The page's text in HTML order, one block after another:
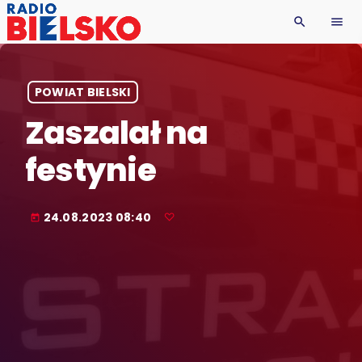
search menu
POWIAT BIELSKI
Zaszalał na
festynie
today 24.08.2023 08:40